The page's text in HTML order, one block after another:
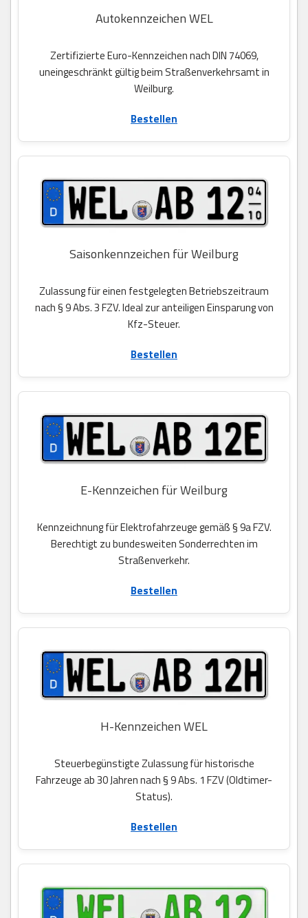
Autokennzeichen WEL
Zertifizierte Euro-Kennzeichen nach DIN 74069,
uneingeschränkt gültig beim Straßenverkehrsamt in
Weilburg.
Bestellen
Saisonkennzeichen für Weilburg
Zulassung für einen festgelegten Betriebszeitraum
nach § 9 Abs. 3 FZV. Ideal zur anteiligen Einsparung von
Kfz-Steuer.
Bestellen
E-Kennzeichen für Weilburg
Kennzeichnung für Elektrofahrzeuge gemäß § 9a FZV.
Berechtigt zu bundesweiten Sonderrechten im
Straßenverkehr.
Bestellen
H-Kennzeichen WEL
Steuerbegünstigte Zulassung für historische
Fahrzeuge ab 30 Jahren nach § 9 Abs. 1 FZV (Oldtimer-
Status).
Bestellen